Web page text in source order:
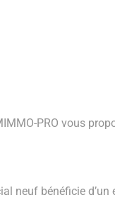
PRO vous
neuf bénéficie